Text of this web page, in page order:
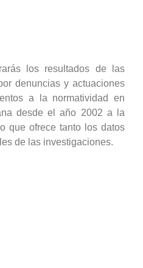
los resultados de las
denuncias y actuaciones
a la normatividad en
desde el año 2002 a la
que ofrece tanto los datos
de las investigaciones.